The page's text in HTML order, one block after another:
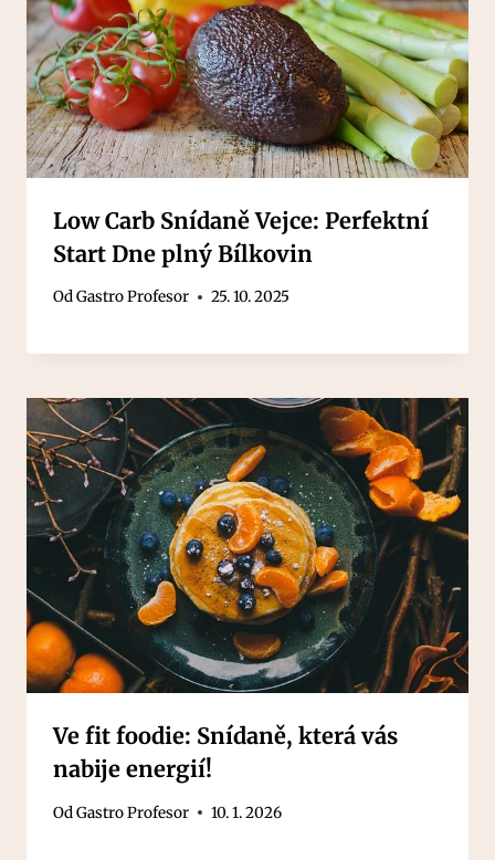
Low Carb Snídaně Vejce: Perfektní
Start Dne plný Bílkovin
OdGastro Profesor 25. 10. 2025
Ve fit foodie: Snídaně, která vás
nabije energií!
OdGastro Profesor 10. 1. 2026